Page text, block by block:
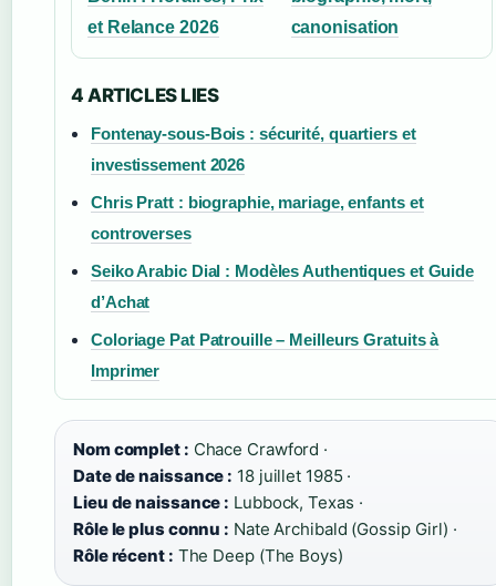
et Relance 2026
canonisation
4 ARTICLES LIES
Fontenay-sous-Bois : sécurité, quartiers et
investissement 2026
Chris Pratt : biographie, mariage, enfants et
controverses
Seiko Arabic Dial : Modèles Authentiques et Guide
d’Achat
Coloriage Pat Patrouille – Meilleurs Gratuits à
Imprimer
Nom complet : Chace Crawford ·
Date de naissance : 18 juillet 1985 ·
Lieu de naissance : Lubbock, Texas ·
Rôle le plus connu : Nate Archibald (Gossip Girl) ·
Rôle récent : The Deep (The Boys)